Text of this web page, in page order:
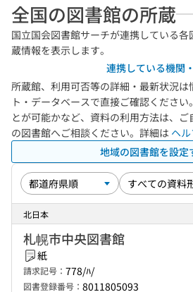
全国の図書館の所蔵
国立国会図書館サーチが連携している
蔵情報を表示します。
連携している機関
所蔵館、利用可否等の詳細・最新状況は
ト・データベースで直接ご確認くださ
とが可能かなど、資料の利用方法は、ご
の図書館へご相談ください。詳細は ヘ
地域の図書館を設定
北日本
札幌市中央図書館
紙
請求記号： 778/ﾊ/
図書登録番号： 8011805093